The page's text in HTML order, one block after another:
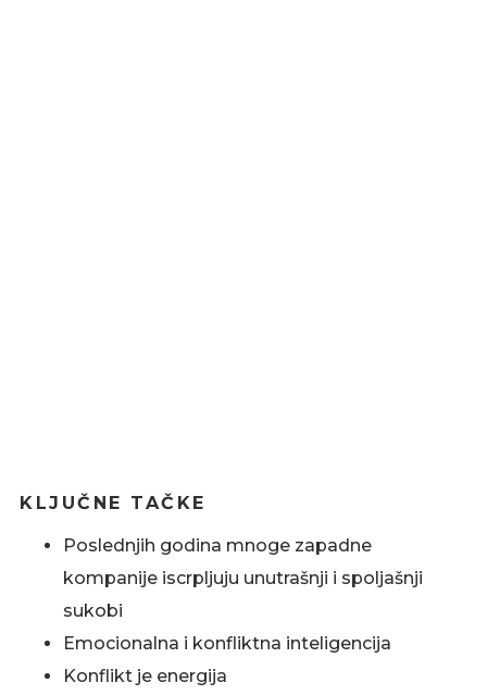
KLJUČNE TAČKE
Poslednjih godina mnoge zapadne
kompanije iscrpljuju unutrašnji i spoljašnji
sukobi
Emocionalna i konfliktna inteligencija
Konflikt je energija